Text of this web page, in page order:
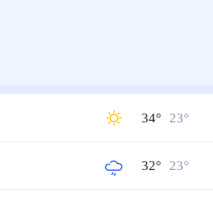
34° 23°
32° 23°